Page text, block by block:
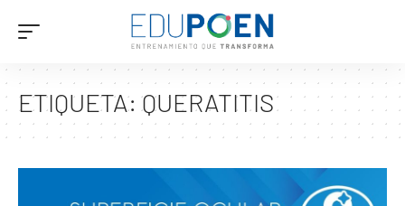
ETIQUETA:QUERATITIS